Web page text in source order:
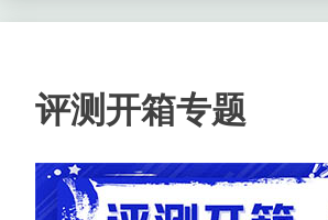
评测开箱专题